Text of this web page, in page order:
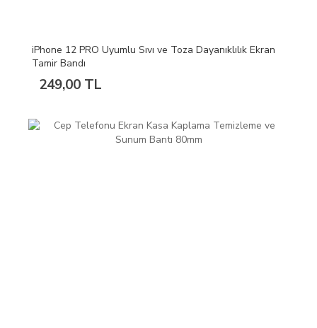
iPhone 12 PRO Uyumlu Sıvı ve Toza Dayanıklılık Ekran
Tamir Bandı
249,00 TL